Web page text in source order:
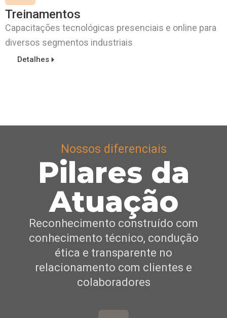
Treinamentos
Capacitações tecnológicas presenciais e online para
diversos segmentos industriais
Detalhes
Nossos diferenciais
Pilares da
Atuação
Reconhecimento construído com
conhecimento técnico, condução
ética e transparente no
relacionamento com clientes e
colaboradores